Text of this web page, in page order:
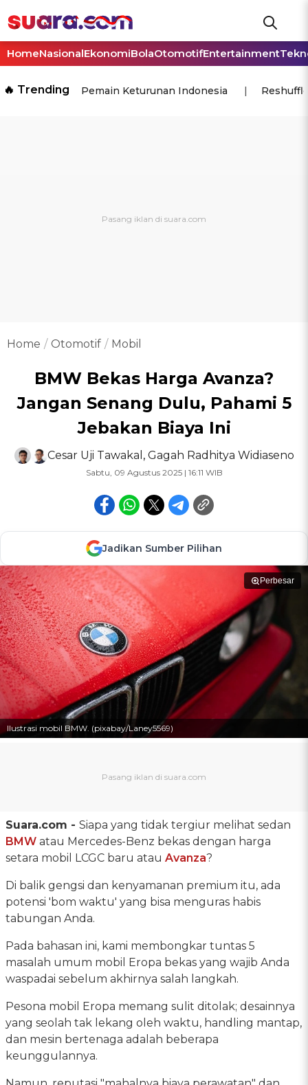
HomeNasionalEkonomiBolaOtomotifEntertainment
🔥 Trending Pemain Keturunan Indonesia
Home Otomotif Mobil
BMW Bekas Harga Avanza?
Jangan Senang Dulu, Pahami 5
Jebakan Biaya Ini
Cesar Uji Tawakal , Gagah Radhitya Widiaseno
Sabtu, 09 Agustus 2025 | 16:11 WIB
Jadikan Sumber Pilihan
Perbesar
Ilustrasi mobil BMW. (pixabay/Laney5569)
Suara.com - Siapa yang tidak tergiur melihat sedan
BMW atau Mercedes-Benz bekas dengan harga
setara mobil LCGC baru atau Avanza?
Di balik gengsi dan kenyamanan premium itu, ada
potensi 'bom waktu' yang bisa menguras habis
tabungan Anda.
Pada bahasan ini, kami membongkar tuntas 5
masalah umum mobil Eropa bekas yang wajib Anda
waspadai sebelum akhirnya salah langkah.
Pesona mobil Eropa memang sulit ditolak; desainnya
yang seolah tak lekang oleh waktu, handling mantap,
dan mesin bertenaga adalah beberapa
keunggulannya.